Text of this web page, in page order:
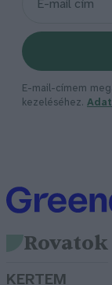
E-mail-címem
kezeléséhez.
Rovatok
KERTEM